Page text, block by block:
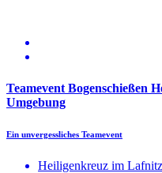
Teamevent Bogenschießen
Umgebung
Ein unvergessliches Teamevent
Heiligenkreuz im